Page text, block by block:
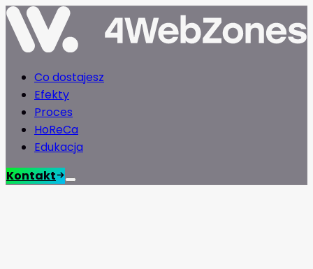
Co dostajesz
Efekty
Proces
HoReCa
Edukacja
Kontakt